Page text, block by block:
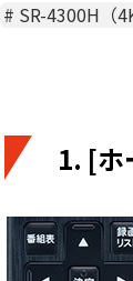
# SR-4300H（
1. [ホ